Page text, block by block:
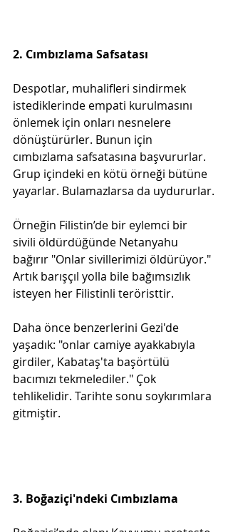
2. Cımbızlama Safsatası
Despotlar, muhalifleri sindirmek
istediklerinde empati kurulmasını
önlemek için onları nesnelere
dönüştürürler. Bunun için
cımbızlama safsatasına başvururlar.
Grup içindeki en kötü örneği bütüne
yayarlar. Bulamazlarsa da uydururlar.
Örneğin Filistin’de bir eylemci bir
sivili öldürdüğünde Netanyahu
bağırır "Onlar sivillerimizi öldürüyor."
Artık barışçıl yolla bile bağımsızlık
isteyen her Filistinli teröristtir.
Daha önce benzerlerini Gezi'de
yaşadık: "onlar camiye ayakkabıyla
girdiler, Kabataş'ta başörtülü
bacımızı tekmelediler." Çok
tehlikelidir. Tarihte sonu soykırımlara
gitmiştir.
3. Boğaziçi'ndeki Cımbızlama